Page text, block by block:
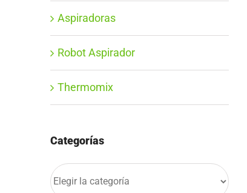
Aspiradoras
Robot Aspirador
Thermomix
Categorías
Categorías